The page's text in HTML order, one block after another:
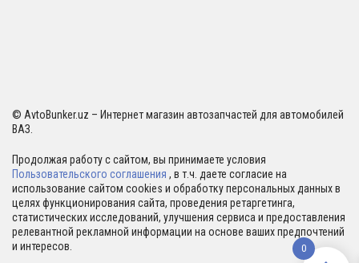
© AvtoBunker.uz – Интернет магазин автозапчастей для автомобилей
ВАЗ.
Продолжая работу с сайтом, вы принимаете условия
Пользовательского соглашения , в т.ч. даете согласие на
использование сайтом cookies и обработку персональных данных в
целях функционирования сайта, проведения ретаргетинга,
статистических исследований, улучшения сервиса и предоставления
релевантной рекламной информации на основе ваших предпочтений
и интересов.
0